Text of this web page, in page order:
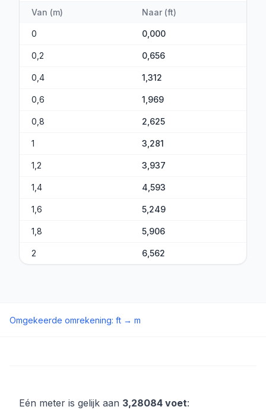
Van (m) Naar (ft)
0 0,000
0,2 0,656
0,4 1,312
0,6 1,969
0,8 2,625
1 3,281
1,2 3,937
1,4 4,593
1,6 5,249
1,8 5,906
2 6,562
Omgekeerde omrekening: ft → m
Eén meter is gelijk aan 3,28084 voet: